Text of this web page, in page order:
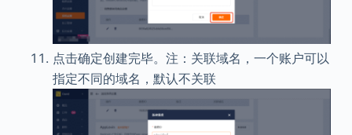
点击确定创建完毕。注：关联域名，一个账户可以
指定不同的域名，默认不关联